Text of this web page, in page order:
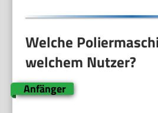
Welche
welchem Nutzer?
Anfänger